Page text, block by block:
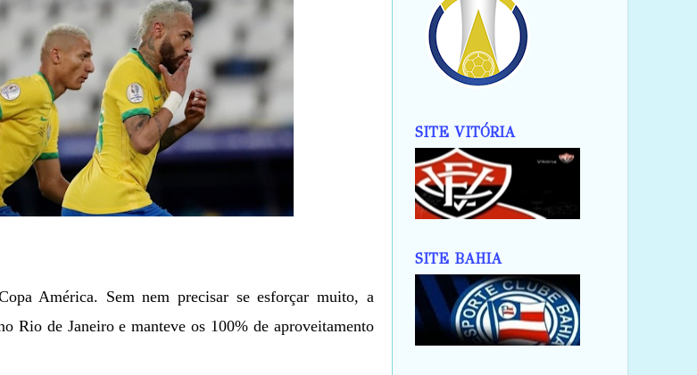
América. Sem nem precisar se esforçar muito, a
Rio de Janeiro e manteve os 100% de aproveitamento
SITE VITÓRIA
SITE BAHIA